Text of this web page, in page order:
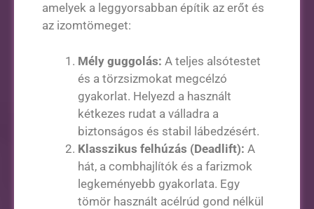
amelyek a leggyorsabban építik az erőt és
az izomtömeget:
Mély guggolás: A teljes alsótestet
és a törzsizmokat megcélzó
gyakorlat. Helyezd a használt
kétkezes rudat a válladra a
biztonságos és stabil lábedzésért.
Klasszikus felhúzás (Deadlift): A
hát, a combhajlítók és a farizmok
legkeményebb gyakorlata. Egy
tömör használt acélrúd gond nélkül